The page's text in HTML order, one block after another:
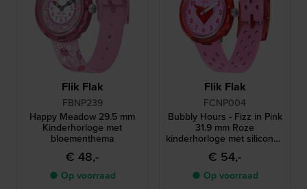
Flik Flak
FBNP239
Happy Meadow 29.5 mm
Kinderhorloge met
bloementhema
€ 48,-
● Op voorraad
Flik Flak
FCNP004
Bubbly Hours - Fizz in Pink
31.9 mm Roze
kinderhorloge met siliconen
band
€ 54,-
● Op voorraad